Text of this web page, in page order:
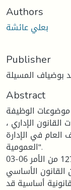
Authors
بعلي عائشة
Publisher
بوضياف المسيلة
Abstract
الوظيفة
الإداري ،
العام في الإدارة
العمومية".
حيث أقر المشرع الجزائري في المادة 127 من الأمر 06-03
2006 المتضمن القانون الأساسي
(05)وضعيات قانونية أساسية قد